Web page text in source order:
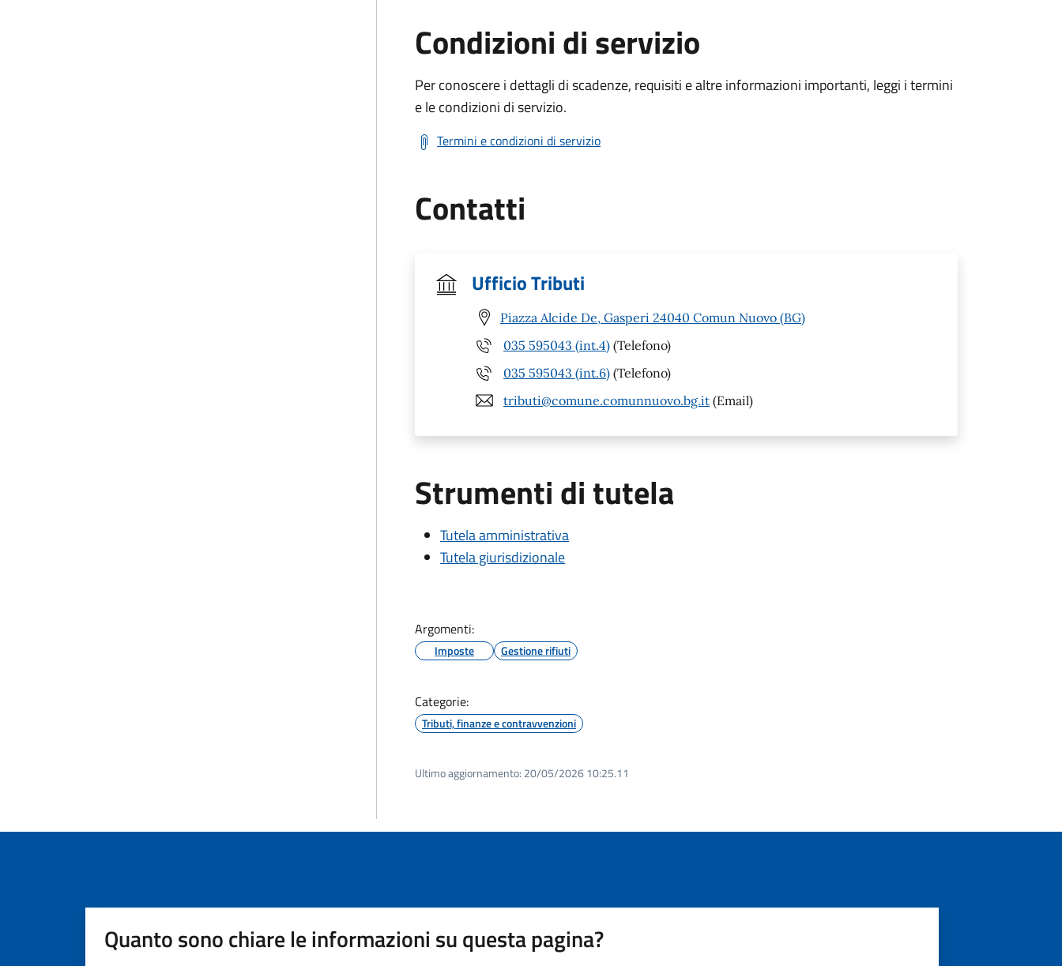
Condizioni di servizio
Per conoscere i dettagli di scadenze, requisiti e altre informazioni importanti, leggi i termini
e le condizioni di servizio.
Termini e condizioni di servizio
Contatti
Ufficio Tributi
Piazza Alcide De, Gasperi 24040 Comun Nuovo (BG)
035 595043 (int.4) (Telefono)
035 595043 (int.6) (Telefono)
tributi@comune.comunnuovo.bg.it (Email)
Strumenti di tutela
Tutela amministrativa
Tutela giurisdizionale
Argomenti:
Imposte Gestione rifiuti
Categorie:
Tributi, finanze e contravvenzioni
Ultimo aggiornamento: 20/05/2026 10:25.11
Quanto sono chiare le informazioni su questa pagina?